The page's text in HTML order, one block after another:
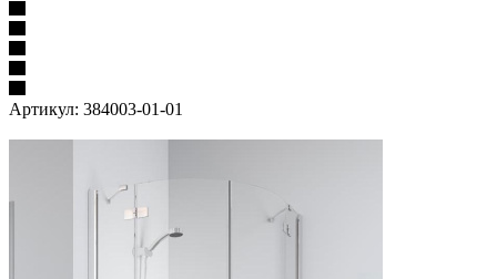
Артикул: 384003-01-01